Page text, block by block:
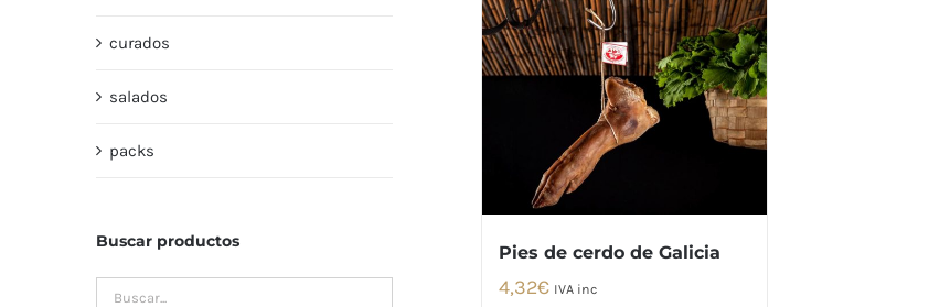
Pies de cerdo de Galicia
4,32€ IVA inc
curados
salados
packs
Buscar productos